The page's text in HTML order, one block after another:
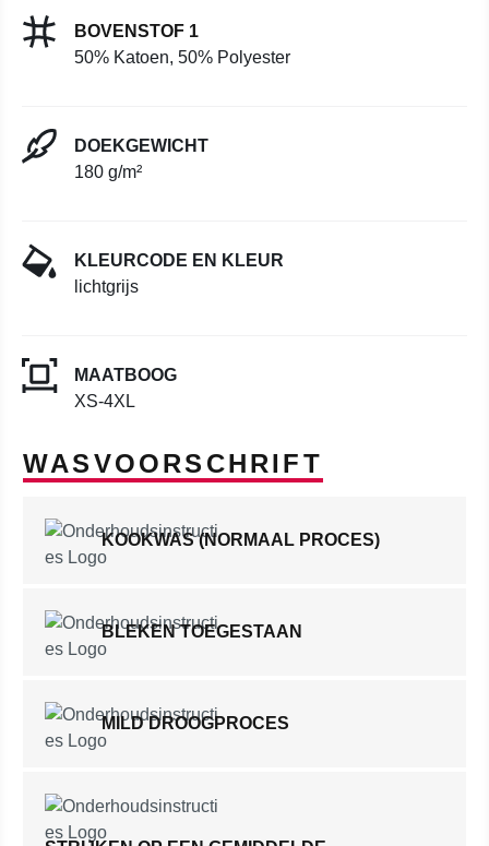
BOVENSTOF 1
50% Katoen, 50% Polyester
DOEKGEWICHT
180 g/m²
KLEURCODE EN KLEUR
lichtgrijs
MAATBOOG
XS-4XL
WASVOORSCHRIFT
KOOKWAS (NORMAAL PROCES)
BLEKEN TOEGESTAAN
MILD DROOGPROCES